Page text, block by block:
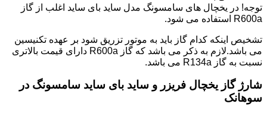
توجه! در یخچال های سامسونگ مدل ساید بای ساید اغلب از گاز
R600a استفاده می شود.
تشخیص اینکه کدام گاز باید به موتور تزریق شود بر عهده تکنیسین
می باشد.لازم به ذکر می باشد که گاز R600a دارای قیمت بالاتری
نسبت به گاز R134a می باشد.
شارژ گاز یخچال فریزر و ساید بای ساید سامسونگ در
سوهانک